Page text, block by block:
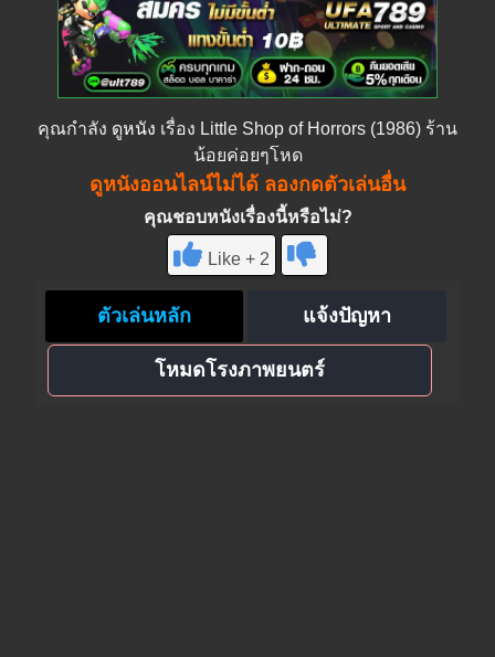
คุณกำลัง ดูหนัง เรื่อง Little Shop of Horrors (1986) ร้าน
น้อยค่อยๆโหด
ดูหนังออนไลน์ไม่ได้ ลองกดตัวเล่นอื่น
คุณชอบหนังเรื่องนี้หรือไม่?
Like + 2
ตัวเล่นหลัก แจ้งปัญหา
โหมดโรงภาพยนตร์